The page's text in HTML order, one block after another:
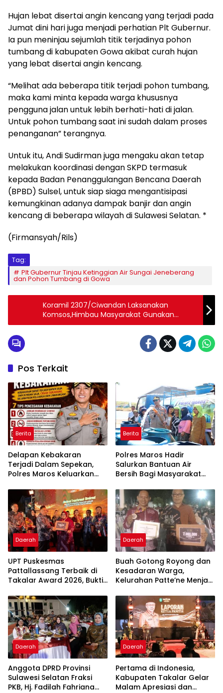
Hujan lebat disertai angin kencang yang terjadi pada
Jumat dini hari juga menjadi perhatian Plt Gubernur.
Ia pun meninjau sejumlah titik terjadinya pohon
tumbang di kabupaten Gowa akibat curah hujan
yang lebat disertai angin kencang.
“Melihat ada beberapa titik terjadi pohon tumbang,
maka kami minta kepada warga khususnya
pengguna jalan untuk lebih berhati-hati di jalan.
Untuk pohon tumbang saat ini sudah dalam proses
penanganan” terangnya.
Untuk itu, Andi Sudirman juga mengaku akan tetap
melakukan koordinasi dengan SKPD termasuk
kepada Badan Penanggulangan Bencana Daerah
(BPBD) Sulsel, untuk siap siaga mengantisipasi
kemungkinan adanya dampak banjir dan angin
kencang di beberapa wilayah di Sulawesi Selatan. *
(Firmansyah/Rils)
Tag:
Plt Gubernur Tinjau Ketinggian Air Sungai Jeneberang
dan Pohon Tumbang di Gowa
Koramil 2307/Ciwandan Laksanakan
Komsos,Himbau Masyarakat Gunakan
Masker
Pos Terkait
Berita
Delapan Kebakaran
Terjadi Dalam Sepekan,
Polres Maros Keluarkan
Masyarakat
Berita
Polres Maros Hadir
Salurkan Bantuan Air
Bersih Bagi Masyarakat
Di Maros
Daerah
UPT Puskesmas
Pattallassang Terbaik di
Takalar Award 2026, Bukti
Pelayanan Kesehatan
Berkualitas
Daerah
Buah Gotong Royong dan
Kesadaran Warga,
Kelurahan Patte’ne Menjadi
2026
Daerah
Anggota DPRD Provinsi
Sulawesi Selatan Fraksi
PKB, Hj. Fadilah Fahriana
Daerah
Pertama di Indonesia,
Kabupaten Takalar Gelar
Malam Apresiasi dan